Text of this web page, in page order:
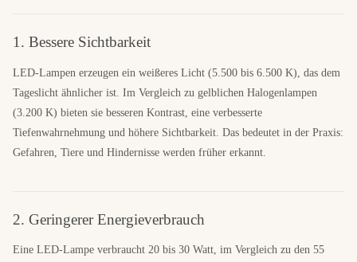
1. Bessere Sichtbarkeit
LED-Lampen erzeugen ein weißeres Licht (5.500 bis 6.500 K), das dem
Tageslicht ähnlicher ist. Im Vergleich zu gelblichen Halogenlampen
(3.200 K) bieten sie besseren Kontrast, eine verbesserte
Tiefenwahrnehmung und höhere Sichtbarkeit. Das bedeutet in der Praxis:
Gefahren, Tiere und Hindernisse werden früher erkannt.
2. Geringerer Energieverbrauch
Eine LED-Lampe verbraucht 20 bis 30 Watt, im Vergleich zu den 55